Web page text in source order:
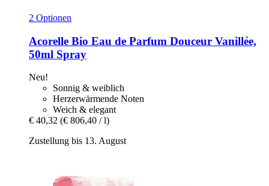
2 Optionen
Acorelle Bio Eau de Parfum Douceur Vanillée,
50ml Spray
Neu!
Sonnig & weiblich
Herzerwärmende Noten
Weich & elegant
€ 40,32 (€ 806,40 / l)
Zustellung bis 13. August